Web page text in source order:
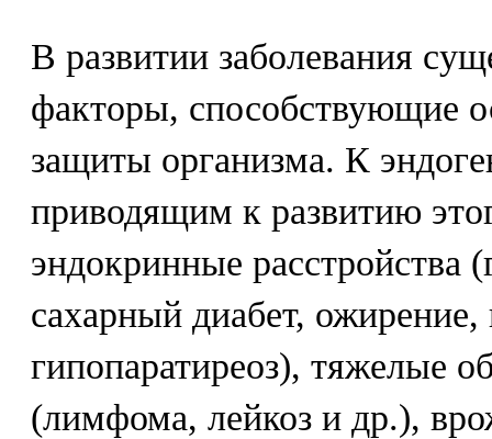
В развитии заболевания
факторы, способствующие
защиты организма. К
приводящим к развитию
эндокринные расстройства
сахарный диабет, ожирение,
гипопаратиреоз), тяжелые
(лимфома, лейкоз и др.),